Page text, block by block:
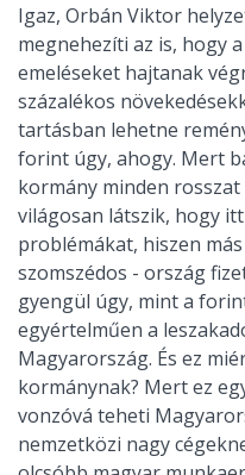
Igaz, Orbán Viktor
megnehezíti az is, hogy
emeléseket hajtanak
százalékos
tartásban lehetne
forint úgy, ahogy. Mert
kormány minden
világosan látszik, hogy
problémákat, hiszen
szomszédos - ország
gyengül úgy, mint a
egyértelműen a
Magyarország. És ez
kormánynak? Mert ez
vonzóvá teheti
nemzetközi nagy